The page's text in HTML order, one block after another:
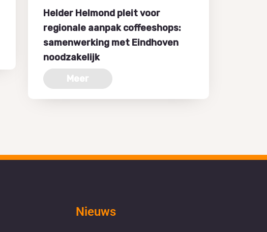
Helder Helmond pleit voor
regionale aanpak coffeeshops:
samenwerking met Eindhoven
noodzakelijk
Meer
Nieuws